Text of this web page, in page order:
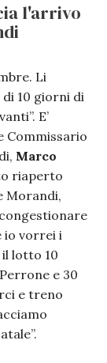
l'arrivo
Li
10 giorni di
E’
Commissario
Marco
riaperto
Morandi,
io vorrei i
lotto 10
e 30
e treno